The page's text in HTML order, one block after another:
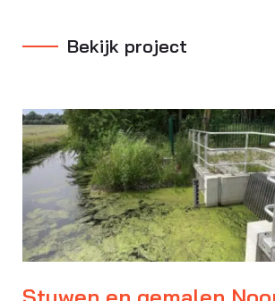
Bekijk project